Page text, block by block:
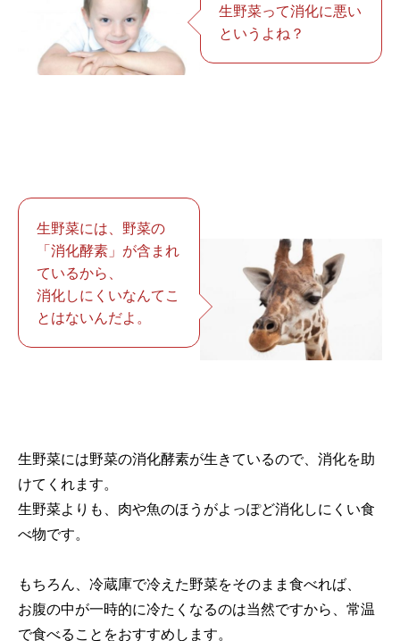
生野菜って消化に悪い
というよね？
生野菜には、野菜の
「消化酵素」が含まれ
ているから、
消化しにくいなんてこ
とはないんだよ。
生野菜には野菜の消化酵素が生きているので、消化を助
けてくれます。
生野菜よりも、肉や魚のほうがよっぽど消化しにくい食
べ物です。
もちろん、冷蔵庫で冷えた野菜をそのまま食べれば、
お腹の中が一時的に冷たくなるのは当然ですから、常温
で食べることをおすすめします。